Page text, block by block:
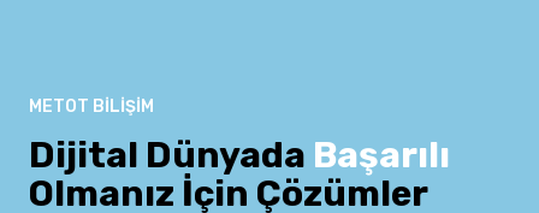
METOT BILIŞIM
Dijital Dünyada Başarılı
Olmanız İçin Çözümler